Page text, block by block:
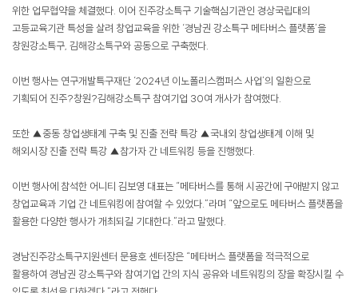
위한 업무협약을 체결했다. 이어 진주강소특구 기술핵심기관인 경상국립대의
고등교육기관 특성을 살려 창업교육을 위한 ‘경남권 강소특구 메타버스 플랫폼’을
창원강소특구, 김해강소특구와 공동으로 구축했다.
이번 행사는 연구개발특구재단 ‘2024년 이노폴리스캠퍼스 사업’의 일환으로
기획되어 진주?창원?김해강소특구 참여기업 30여 개사가 참여했다.
또한 ▲중동 창업생태계 구축 및 진출 전략 특강 ▲국내외 창업생태계 이해 및
해외시장 진출 전략 특강 ▲참가자 간 네트워킹 등을 진행했다.
이번 행사에 참석한 어니티 김보영 대표는 “메타버스를 통해 시공간에 구애받지 않고
창업교육과 기업 간 네트워킹에 참여할 수 있었다.”라며 “앞으로도 메타버스 플랫폼을
활용한 다양한 행사가 개최되길 기대한다.”라고 말했다.
경남진주강소특구지원센터 문용호 센터장은 “메타버스 플랫폼을 적극적으로
활용하여 경남권 강소특구와 참여기업 간의 지식 공유와 네트워킹의 장을 확장시킬 수